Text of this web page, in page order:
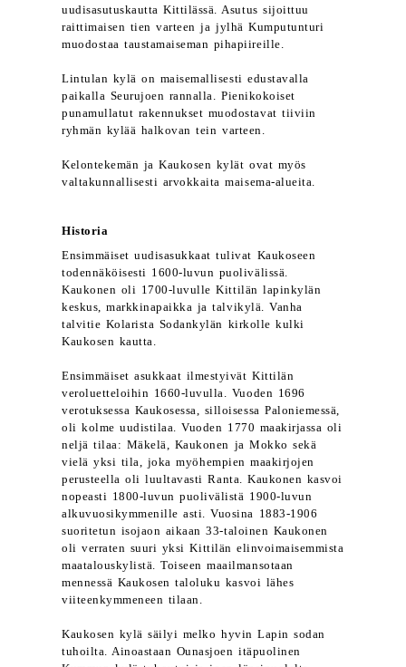
uudisasutuskautta Kittilässä. Asutus sijoittuu
raittimaisen tien varteen ja jylhä Kumputunturi
muodostaa taustamaiseman pihapiireille.
Lintulan kylä on maisemallisesti edustavalla
paikalla Seurujoen rannalla. Pienikokoiset
punamullatut rakennukset muodostavat tiiviin
ryhmän kylää halkovan tein varteen.
Kelontekemän ja Kaukosen kylät ovat myös
valtakunnallisesti arvokkaita maisema-alueita.
Historia
Ensimmäiset uudisasukkaat tulivat Kaukoseen
todennäköisesti 1600-luvun puolivälissä.
Kaukonen oli 1700-luvulle Kittilän lapinkylän
keskus, markkinapaikka ja talvikylä. Vanha
talvitie Kolarista Sodankylän kirkolle kulki
Kaukosen kautta.
Ensimmäiset asukkaat ilmestyivät Kittilän
veroluetteloihin 1660-luvulla. Vuoden 1696
verotuksessa Kaukosessa, silloisessa Paloniemessä,
oli kolme uudistilaa. Vuoden 1770 maakirjassa oli
neljä tilaa: Mäkelä, Kaukonen ja Mokko sekä
vielä yksi tila, joka myöhempien maakirjojen
perusteella oli luultavasti Ranta. Kaukonen kasvoi
nopeasti 1800-luvun puolivälistä 1900-luvun
alkuvuosikymmenille asti. Vuosina 1883-1906
suoritetun isojaon aikaan 33-taloinen Kaukonen
oli verraten suuri yksi Kittilän elinvoimaisemmista
maatalouskylistä. Toiseen maailmansotaan
mennessä Kaukosen taloluku kasvoi lähes
viiteenkymmeneen tilaan.
Kaukosen kylä säilyi melko hyvin Lapin sodan
tuhoilta. Ainoastaan Ounasjoen itäpuolinen